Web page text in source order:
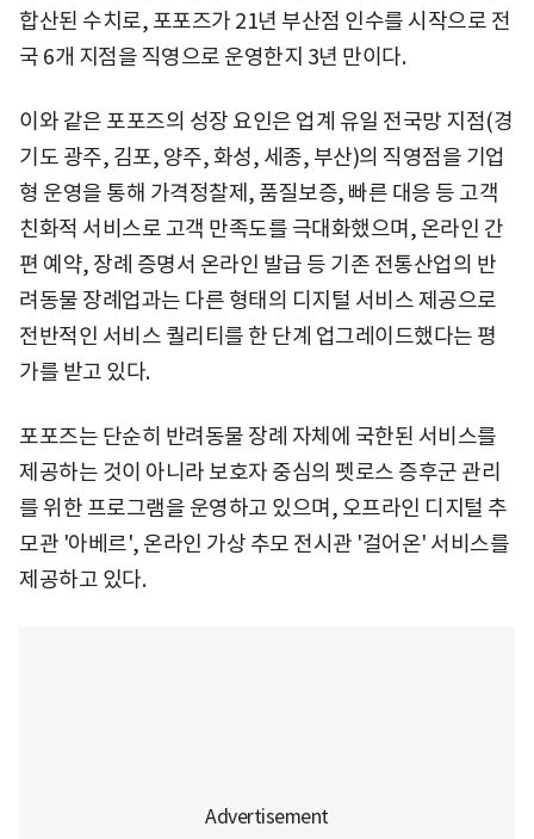
합산된 수치로, 포포즈가 21년 부산점 인수를 시작으로 전
국 6개 지점을 직영으로 운영한지 3년 만이다.
이와 같은 포포즈의 성장 요인은 업계 유일 전국망 지점(경
기도 광주, 김포, 양주, 화성, 세종, 부산)의 직영점을 기업
형 운영을 통해 가격정찰제, 품질보증, 빠른 대응 등 고객
친화적 서비스로 고객 만족도를 극대화했으며, 온라인 간
편 예약, 장례 증명서 온라인 발급 등 기존 전통산업의 반
려동물 장례업과는 다른 형태의 디지털 서비스 제공으로
전반적인 서비스 퀄리티를 한 단계 업그레이드했다는 평
가를 받고 있다.
포포즈는 단순히 반려동물 장례 자체에 국한된 서비스를
제공하는 것이 아니라 보호자 중심의 펫로스 증후군 관리
를 위한 프로그램을 운영하고 있으며, 오프라인 디지털 추
모관 '아베르', 온라인 가상 추모 전시관 '걸어온' 서비스를
제공하고 있다.